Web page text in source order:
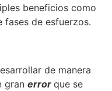
beneficios como
fases de esfuerzos.
de manera
gran error que se